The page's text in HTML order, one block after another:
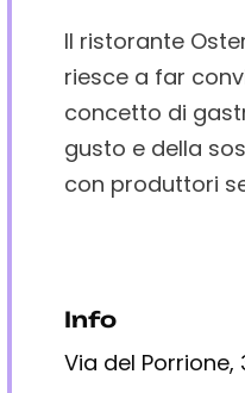
Il ristorante
riesce a far
concetto di
gusto e della
con produttori
Info
Via del Porrione,